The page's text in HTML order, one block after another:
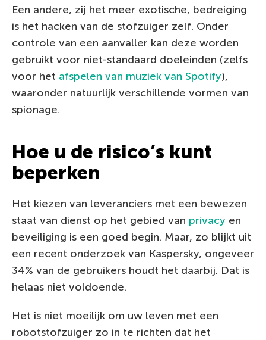
Een andere, zij het meer exotische, bedreiging
is het hacken van de stofzuiger zelf. Onder
controle van een aanvaller kan deze worden
gebruikt voor niet-standaard doeleinden (zelfs
voor het afspelen van muziek van Spotify),
waaronder natuurlijk verschillende vormen van
spionage.
Hoe u de risico’s kunt
beperken
Het kiezen van leveranciers met een bewezen
staat van dienst op het gebied van privacy en
beveiliging is een goed begin. Maar, zo blijkt uit
een recent onderzoek van Kaspersky, ongeveer
34% van de gebruikers houdt het daarbij. Dat is
helaas niet voldoende.
Het is niet moeilijk om uw leven met een
robotstofzuiger zo in te richten dat het